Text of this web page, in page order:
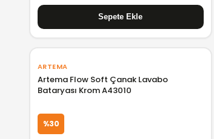
ARTEMA
Artema Flow Soft Çanak Lavabo
Bataryası Krom A43010
%30